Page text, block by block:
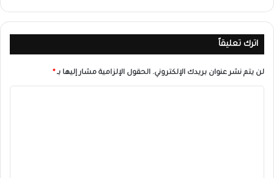
اترك تعليقاً
لن يتم نشر عنوان بريدك الإلكتروني. الحقول الإلزامية مشار إليها بـ*